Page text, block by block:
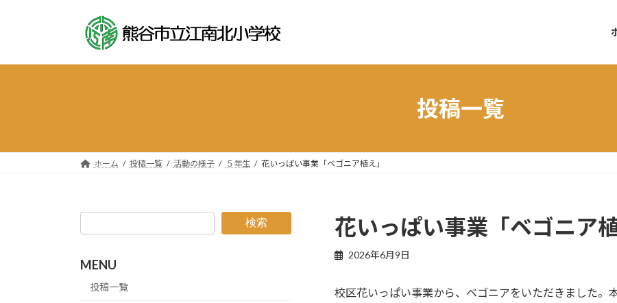
プ
動
投稿一覧
ホーム 投稿一覧 活動の様子 ５年生 花いっぱい事業「ベゴニア植え」
花いっぱい事業「ベゴニア植
2026年6月9日
校区花いっぱい事業から、ベゴニアをいただきました。
検索
MENU
投稿一覧